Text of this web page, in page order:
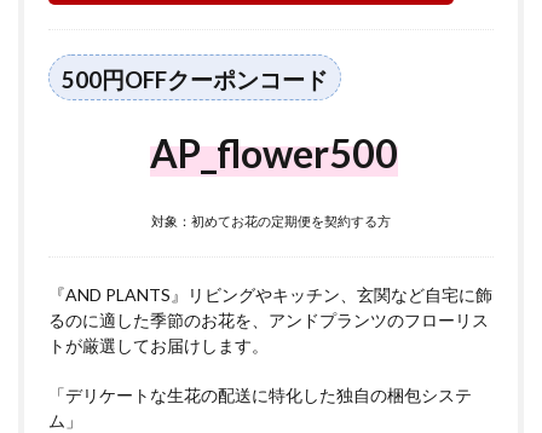
500円OFFクーポンコード
AP_flower500
対象：初めてお花の定期便を契約する方
『AND PLANTS』リビングやキッチン、玄関など自宅に飾
るのに適した季節のお花を、アンドプランツのフローリス
トが厳選してお届けします。
「デリケートな生花の配送に特化した独自の梱包システ
ム」